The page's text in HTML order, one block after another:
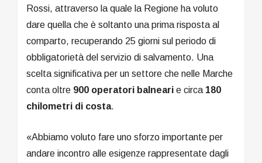
Rossi, attraverso la quale la Regione ha voluto
dare quella che è soltanto una prima risposta al
comparto, recuperando 25 giorni sul periodo di
obbligatorietà del servizio di salvamento. Una
scelta significativa per un settore che nelle Marche
conta oltre 900 operatori balneari e circa 180
chilometri di costa.
«Abbiamo voluto fare uno sforzo importante per
andare incontro alle esigenze rappresentate dagli